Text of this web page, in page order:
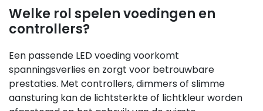
Welke rol spelen voedingen en
controllers?
Een passende LED voeding voorkomt
spanningsverlies en zorgt voor betrouwbare
prestaties. Met controllers, dimmers of slimme
aansturing kan de lichtsterkte of lichtkleur worden